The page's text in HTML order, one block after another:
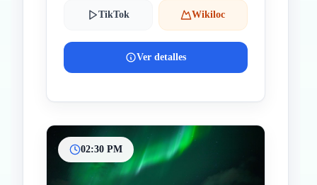
TikTok Wikiloc
Ver detalles
02:30 PM